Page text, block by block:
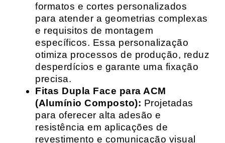
formatos e cortes personalizados
para atender a geometrias complexas
e requisitos de montagem
específicos. Essa personalização
otimiza processos de produção, reduz
desperdícios e garante uma fixação
precisa.
Fitas Dupla Face para ACM
(Alumínio Composto): Projetadas
para oferecer alta adesão e
resistência em aplicações de
revestimento e comunicação visual